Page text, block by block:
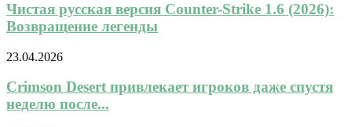
Чистая русская версия Counter-Strike 1.6 (2026):
Возвращение легенды
23.04.2026
Crimson Desert привлекает игроков даже спустя
неделю после...